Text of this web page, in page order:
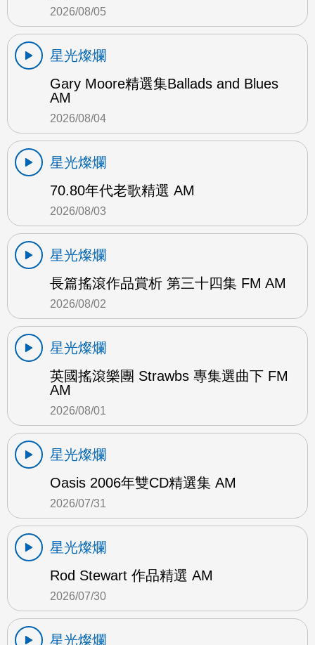
2026/08/05
星光燦爛
Gary Moore精選集Ballads and Blues
AM
2026/08/04
星光燦爛
70.80年代老歌精選 AM
2026/08/03
星光燦爛
長篇搖滾作品賞析 第三十四集 FM AM
2026/08/02
星光燦爛
英國搖滾樂團 Strawbs 專集選曲下 FM
AM
2026/08/01
星光燦爛
Oasis 2006年雙CD精選集 AM
2026/07/31
星光燦爛
Rod Stewart 作品精選 AM
2026/07/30
星光燦爛